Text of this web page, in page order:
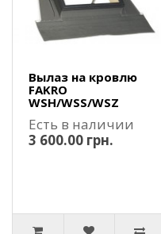
Вылаз на кровлю
FAKRO
WSH/WSS/WSZ
Есть в наличии
3 600.00 грн.